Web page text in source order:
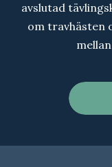
avslutad
om travhästen